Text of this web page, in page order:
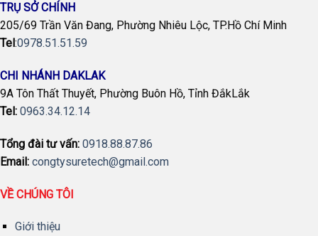
TRỤ SỞ CHÍNH
205/69 Trần Văn Đang, Phường Nhiêu Lộc, TP.Hồ Chí Minh
Tel :0978.51.51.59
CHI NHÁNH DAKLAK
9A Tôn Thất Thuyết, Phường Buôn Hồ, Tỉnh ĐắkLắk
Tel: 0963.34.12.14
Tổng đài tư vấn: 0918.88.87.86
Email: congtysuretech@gmail.com
VỀ CHÚNG TÔI
Giới thiệu